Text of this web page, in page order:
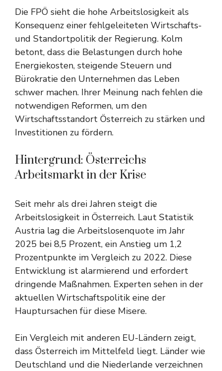
Die FPÖ sieht die hohe Arbeitslosigkeit als
Konsequenz einer fehlgeleiteten Wirtschafts-
und Standortpolitik der Regierung. Kolm
betont, dass die Belastungen durch hohe
Energiekosten, steigende Steuern und
Bürokratie den Unternehmen das Leben
schwer machen. Ihrer Meinung nach fehlen die
notwendigen Reformen, um den
Wirtschaftsstandort Österreich zu stärken und
Investitionen zu fördern.
Hintergrund: Österreichs
Arbeitsmarkt in der Krise
Seit mehr als drei Jahren steigt die
Arbeitslosigkeit in Österreich. Laut Statistik
Austria lag die Arbeitslosenquote im Jahr
2025 bei 8,5 Prozent, ein Anstieg um 1,2
Prozentpunkte im Vergleich zu 2022. Diese
Entwicklung ist alarmierend und erfordert
dringende Maßnahmen. Experten sehen in der
aktuellen Wirtschaftspolitik eine der
Hauptursachen für diese Misere.
Ein Vergleich mit anderen EU-Ländern zeigt,
dass Österreich im Mittelfeld liegt. Länder wie
Deutschland und die Niederlande verzeichnen